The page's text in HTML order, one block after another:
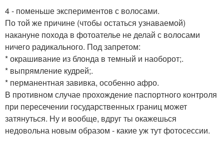
4 - поменьше экспериментов с волосами.
По той же причине (чтобы остаться узнаваемой)
накануне похода в фотоателье не делай с волосами
ничего радикального. Под запретом:
* окрашивание из блонда в темный и наоборот;.
* выпрямление кудрей;.
* перманентная завивка, особенно афро.
В противном случае прохождение паспортного контроля
при пересечении государственных границ может
затянуться. Ну и вообще, вдруг ты окажешься
недовольна новым образом - какие уж тут фотосессии.